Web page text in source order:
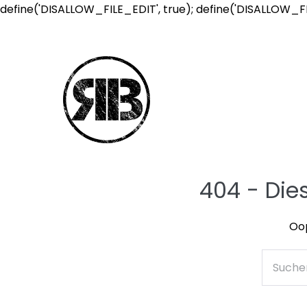
define('DISALLOW_FILE_EDIT', true);
404 -
nach: